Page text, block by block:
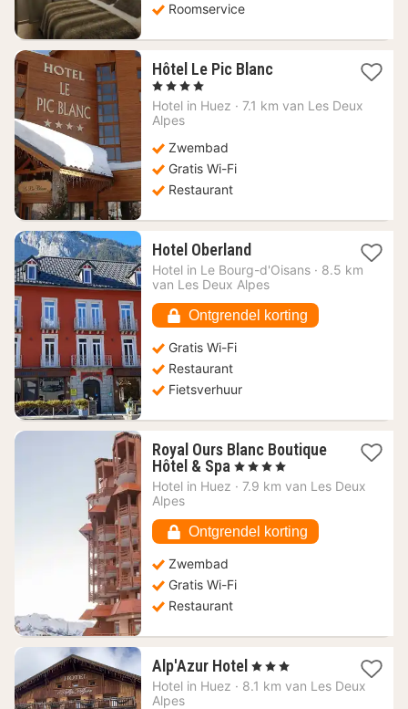
Roomservice
Hôtel Le Pic Blanc1
vanaf
, 4 Sterren
Hotel in Huez · 7.1 km van Les Deux
Alpes
Zwembad
Gratis Wi-Fi
Restaurant
Hotel Oberland1
nacht
vanaf
€
Hotel in Le Bourg-d'Oisans · 8.5 km
van Les Deux Alpes
Ontgrendel korting
Gratis Wi-Fi
Restaurant
Fietsverhuur
Royal Ours Blanc Boutique
Hôtel & Spa 1
nacht
€
, 4 Sterren
Hotel in Huez · 7.9 km van Les Deux
Alpes
Ontgrendel korting
Zwembad
Gratis Wi-Fi
Restaurant
Alp'Azur Hotel 1
nacht
, 3 Sterren
Hotel in Huez · 8.1 km van Les Deux
Alpes